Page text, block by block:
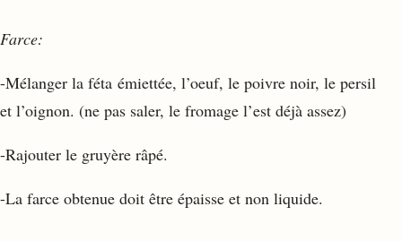
Farce:
-Mélanger la féta émiettée, l’oeuf, le poivre noir, le persil
et l’oignon. (ne pas saler, le fromage l’est déjà assez)
-Rajouter le gruyère râpé.
-La farce obtenue doit être épaisse et non liquide.